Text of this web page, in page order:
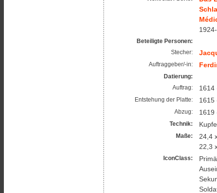
Beteiligte Personen:
Stecher:
Auftraggeber/-in:
Datierung:
Auftrag:
1614
Entstehung der Platte: 1615
Abzug: 1619
Technik:
Maße:
24,4
22,3
IconClass: